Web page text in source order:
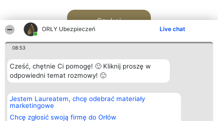
ORŁY Ubezpieczeń Live chat
08:53
Cześć, chętnie Ci pomogę! 🙂 Kliknij proszę w
odpowiedni temat rozmowy! 🙂
Jestem Laureatem, chcę odebrać materiały
marketingowe
Chcę zgłosić swoją firmę do Orłów
Szukaj
Organizator plebiscytu
Bright Side Solutions sp. z o.
o. sp. k.
ul. Ruska 22
Plebiscyt
Laureaci
wszystkich
Kontakt
Kontakt